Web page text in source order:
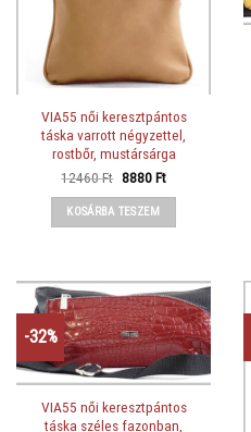
VIA55 női keresztpántos
táska varrott négyzettel,
rostbőr, mustársárga
12460Ft Original
was:
12460 Ft.
8880FtCurrent
KOSÁRBA TESZEM
-32%
VIA55 női keresztpántos
táska széles fazonban,